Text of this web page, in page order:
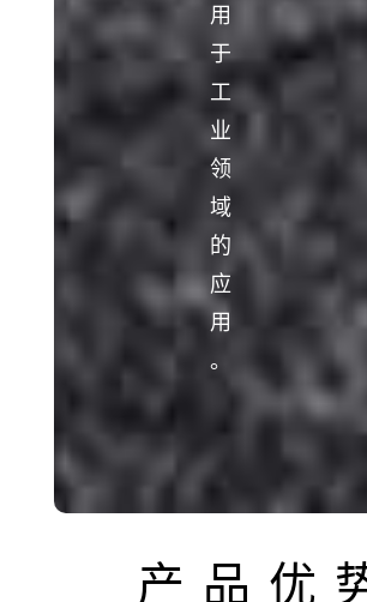
用
于
工
业
领
域
的
应
用
。
产品优